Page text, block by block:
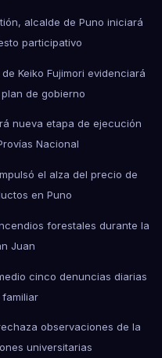
alcalde de Puno iniciará
participativo
Keiko Fujimori evidenciará
de gobierno
nueva etapa de ejecución
Nacional
el alza del precio de
en Puno
forestales durante la
Juan
cinco denuncias diarias
observaciones de la
universitarias